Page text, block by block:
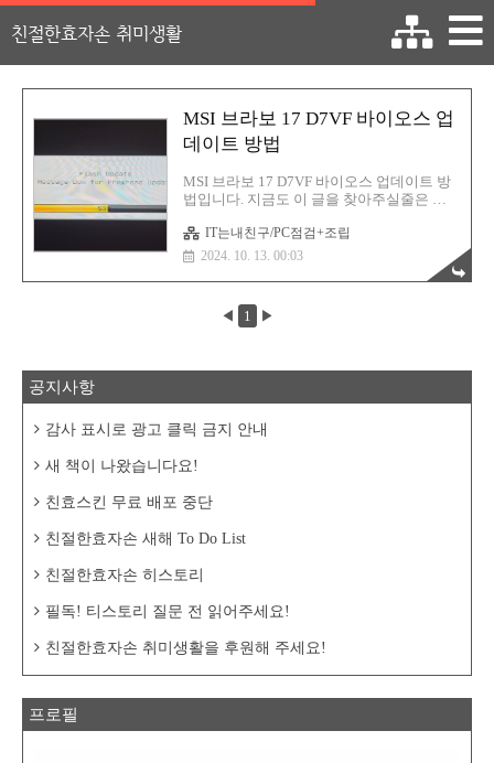
친절한효자손 취미생활
MSI 브라보 17 D7VF 바이오스 업
데이트 방법
MSI 브라보 17 D7VF 바이오스 업데이트 방
법입니다. 지금도 이 글을 찾아주실줄은 몰
지만 텍스트가 다 사라졌습니다. 따라서 최
대한 기억을 더듬어 재작성해 보겠습니다.
근데 사실 이미지만 보고 아마 따라하실 수
있을거라고 판단됩니다. 이렇게 자주 부팅
관련으로 블루스크린이 발생한다면 한번 바
이오스 업데이틀르 진행해 보시는 것도 방법
되지 않는다면 하드웨어 고장을 의심해야 합
D7VX/support?sub_product=Bravo-17-D7VF
IT는내친구/PC점검+조립
2024. 10. 13. 00:03
◀ 1 ▶
공지사항
감사 표시로 광고 클릭 금지 안내
새 책이 나왔습니다요!
친효스킨 무료 배포 중단
친절한효자손 새해 To Do List
친절한효자손 히스토리
필독! 티스토리 질문 전 읽어주세요!
친절한효자손 취미생활을 후원해 주세요!
프로필